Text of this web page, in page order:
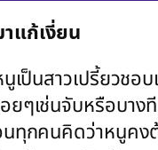
แก้เงี่ยน
เป็นสาวเปรี้ยวช
ๆเช่นจับหรือบาง
ทุกคนคิดว่าหนูค